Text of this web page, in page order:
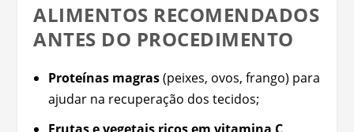
ALIMENTOS RECOMENDADOS
ANTES DO PROCEDIMENTO
Proteínas magras(peixes, ovos, frango) para
ajudar na recuperação dos tecidos;